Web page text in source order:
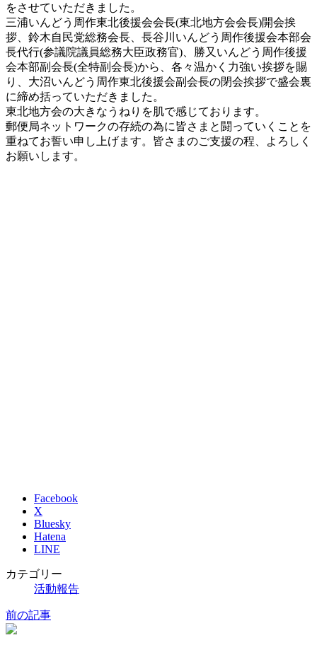
をさせていただきました。
三浦いんどう周作東北後援会会長(東北地方会会長)開会挨
拶、鈴木自民党総務会長、長谷川いんどう周作後援会本部会
長代行(参議院議員総務大臣政務官)、勝又いんどう周作後援
会本部副会長(全特副会長)から、各々温かく力強い挨拶を賜
り、大沼いんどう周作東北後援会副会長の閉会挨拶で盛会裏
に締め括っていただきました。
東北地方会の大きなうねりを肌で感じております。
郵便局ネットワークの存続の為に皆さまと闘っていくことを
重ねてお誓い申し上げます。皆さまのご支援の程、よろしく
お願いします。
Facebook
X
Bluesky
Hatena
LINE
カテゴリー
活動報告
前の記事